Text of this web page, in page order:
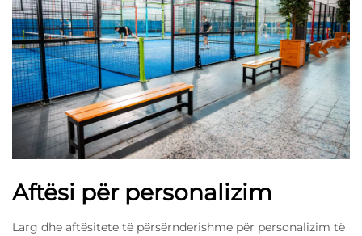
Aftësi për personalizim
Larg dhe aftësitete të përsërnderishme për personalizim të